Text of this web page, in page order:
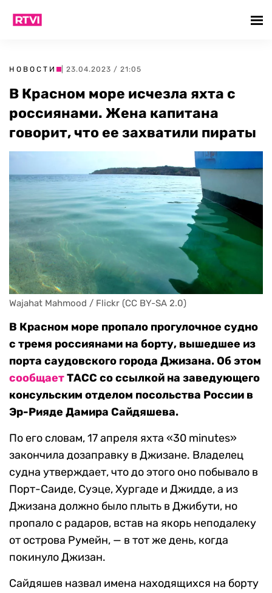
НОВОСТИ | 23.04.2023 / 21:05
В Красном море исчезла яхта с
россиянами. Жена капитана
говорит, что ее захватили пираты
Wajahat Mahmood / Flickr (CC BY-SA 2.0)
В Красном море пропало прогулочное судно
с тремя россиянами на борту, вышедшее из
порта саудовского города Джизана. Об этом
сообщаетТАСС со ссылкой на заведующего
консульским отделом посольства России в
Эр-Рияде Дамира Сайдяшева.
По его словам, 17 апреля яхта «30 minutes»
закончила дозаправку в Джизане. Владелец
судна утверждает, что до этого оно побывало в
Порт-Саиде, Суэце, Хургаде и Джидде, а из
Джизана должно было плыть в Джибути, но
пропало с радаров, встав на якорь неподалеку
от острова Румейн, — в тот же день, когда
покинуло Джизан.
Сайдяшев назвал имена находящихся на борту